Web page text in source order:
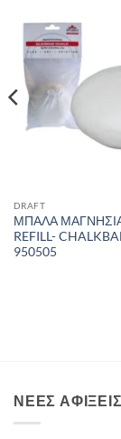
DRAFT
ΜΠΑΛΑ
REFILL-
950505
ΝΈΕΣ ΑΦΊΞΕΙΣ